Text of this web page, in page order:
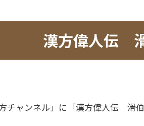
漢方偉人伝
方チャンネル」に「漢方偉人伝 滑